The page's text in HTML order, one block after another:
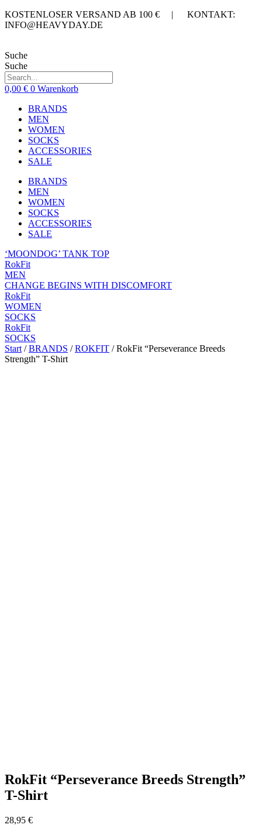
Zum
Inhalt
KOSTENLOSER VERSAND AB 100 € | KONTAKT:
INFO@HEAVYDAY.DE
Suche
Suche
0,00 € 0 Warenkorb
BRANDS
MEN
WOMEN
SOCKS
ACCESSORIES
SALE
BRANDS
MEN
WOMEN
SOCKS
ACCESSORIES
SALE
‘MOONDOG’ TANK TOP
RokFit
MEN
CHANGE BEGINS WITH DISCOMFORT
RokFit
WOMEN
SOCKS
RokFit
SOCKS
Start /BRANDS /ROKFIT / RokFit “Perseverance Breeds
Strength” T-Shirt
RokFit “Perseverance Breeds Strength”
T-Shirt
28,95 €